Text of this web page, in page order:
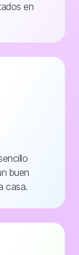
en
buen
casa.